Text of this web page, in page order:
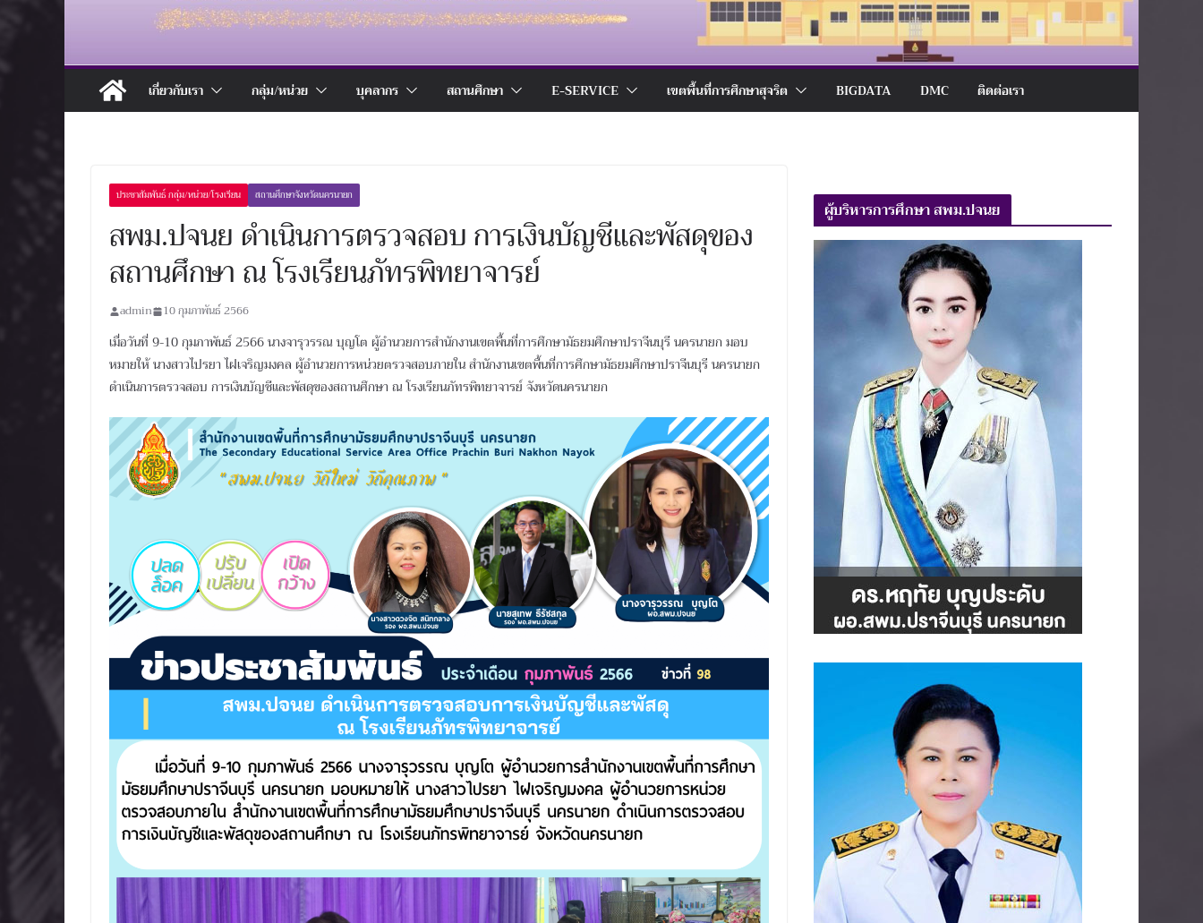
เกี่ยวกับเรา กลุ่ม/หน่วย บุคลากร สถานศึกษา E-SERVICE เขตพื้นที่การศึกษาสุจริต BIGDATA DMC ติดต่อเรา
ประชาสัมพันธ์ กลุ่ม/หน่วย/โรงเรียน สถานศึกษาจังหวัดนครนายก
สพม.ปจนย ดำเนินการตรวจสอบ การเงินบัญชีและพัสดุของ
สถานศึกษา ณ โรงเรียนภัทรพิทยาจารย์
admin 10 กุมภาพันธ์ 2566
เมื่อวันที่ 9-10 กุมภาพันธ์ 2566 นางจารุวรรณ บุญโต ผู้อำนวยการสำนักงานเขตพื้นที่การศึกษามัธยมศึกษาปราจีนบุรี นครนายก มอบ
หมายให้ นางสาวไปรยา ไฝเจริญมงคล ผู้อำนวยการหน่วยตรวจสอบภายใน สำนักงานเขตพื้นที่การศึกษามัธยมศึกษาปราจีนบุรี นครนายก
ดำเนินการตรวจสอบ การเงินบัญชีและพัสดุของสถานศึกษา ณ โรงเรียนภัทรพิทยาจารย์ จังหวัดนครนายก
ผู้บริหารการศึกษา สพม.ปจนย